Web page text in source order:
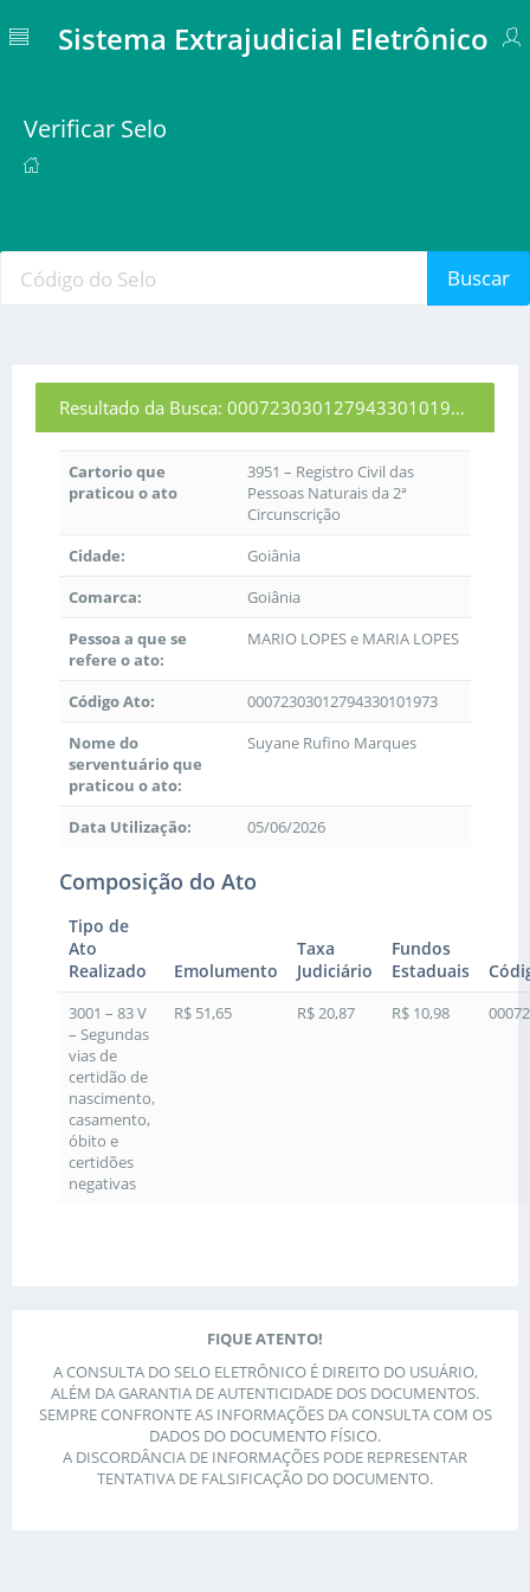
Sistema Extrajudicial Eletrônico
Verificar Selo
Buscar
Resultado da Busca: 00072303012794330101973
Cartorio que
praticou o ato
3951 – Registro Civil das
Pessoas Naturais da 2ª
Circunscrição
Cidade:
Goiânia
Comarca:
Goiânia
Pessoa a que se
refere o ato:
MARIO LOPES e MARIA LOPES
Código Ato:
00072303012794330101973
Nome do
serventuário que
praticou o ato:
Suyane Rufino Marques
Data Utilização: 05/06/2026
Composição do Ato
Tipo de
Ato
Realizado
Emolumento
Taxa
Judiciário
Fundos
Estaduais
3001 – 83 V
– Segundas
vias de
certidão de
nascimento,
casamento,
óbito e
certidões
negativas
R$ 51,65 R$ 20,87 R$ 10,98
FIQUE ATENTO!
A CONSULTA DO SELO ELETRÔNICO É DIREITO DO USUÁRIO,
ALÉM DA GARANTIA DE AUTENTICIDADE DOS DOCUMENTOS.
SEMPRE CONFRONTE AS INFORMAÇÕES DA CONSULTA COM OS
DADOS DO DOCUMENTO FÍSICO.
A DISCORDÂNCIA DE INFORMAÇÕES PODE REPRESENTAR
TENTATIVA DE FALSIFICAÇÃO DO DOCUMENTO.